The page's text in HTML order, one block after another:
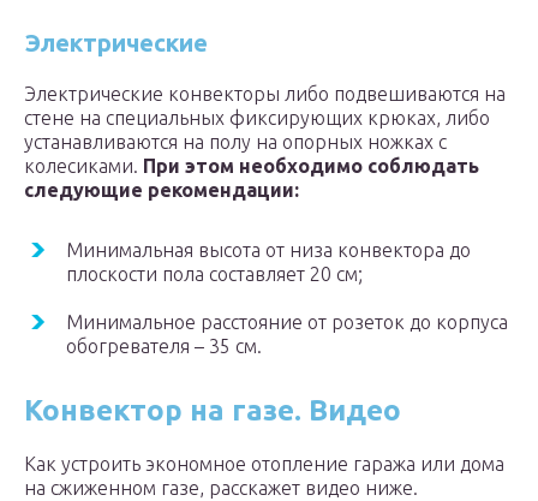
Электрические
Электрические конвекторы либо подвешиваются на
стене на специальных фиксирующих крюках, либо
устанавливаются на полу на опорных ножках с
колесиками. При этом необходимо соблюдать
следующие рекомендации:
Минимальная высота от низа конвектора до
плоскости пола составляет 20 см;
Минимальное расстояние от розеток до корпуса
обогревателя – 35 см.
Конвектор на газе. Видео
Как устроить экономное отопление гаража или дома
на сжиженном газе, расскажет видео ниже.